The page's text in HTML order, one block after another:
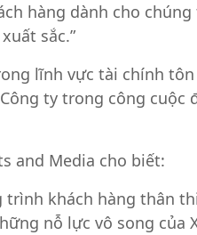
hàng dành cho
sắc.”
lĩnh vực tài chính
ty trong công
and Media cho biết:
khách hàng thân
nỗ lực vô song